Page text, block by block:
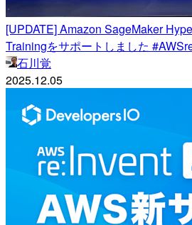
[UPDATE] Amazon SageMaker
Trainingをサポートしました
石川覚
2025.12.05